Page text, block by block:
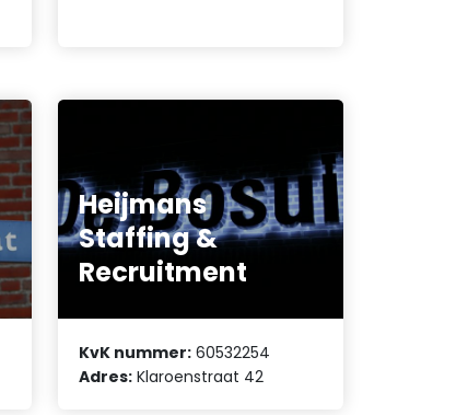
Heijmans
Staffing &
Recruitment
KvK nummer: 60532254
Adres: Klaroenstraat 42